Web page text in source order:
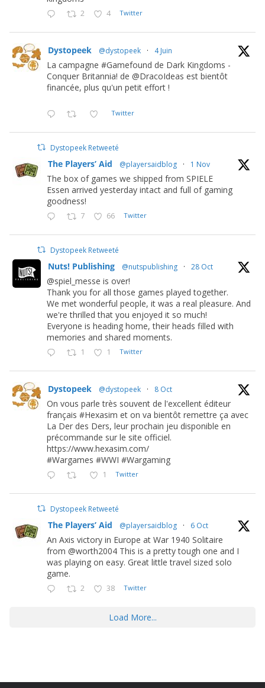
2 4 Twitter
Dystopeek @dystopeek · 4 Juin
La campagne #Gamefound de Dark Kingdoms -
Conquer Britannia! de @DracoIdeas est bientôt
financée, plus qu'un petit effort !
Twitter
Dystopeek Retweeté
The Players’ Aid @playersaidblog · 1 Nov
The box of games we shipped from SPIELE
Essen arrived yesterday intact and full of gaming
goodness!
7 66 Twitter
Dystopeek Retweeté
Nuts! Publishing @nutspublishing · 28 Oct
@spiel_messe is over!
Thank you for all those games played together.
We met wonderful people, it was a real pleasure. And
we're thrilled that you enjoyed it so much!
Everyone is heading home, their heads filled with
memories and shared moments.
1 1 Twitter
Dystopeek @dystopeek · 8 Oct
On vous parle très souvent de l'excellent éditeur
français #Hexasim et on va bientôt remettre ça avec
La Der des Ders, leur prochain jeu disponible en
précommande sur le site officiel.
https://www.hexasim.com/
#Wargames #WWI #Wargaming
1 Twitter
Dystopeek Retweeté
The Players’ Aid @playersaidblog · 6 Oct
An Axis victory in Europe at War 1940 Solitaire
from @worth2004 This is a pretty tough one and I
was playing on easy. Great little travel sized solo
game.
2 38 Twitter
Load More...